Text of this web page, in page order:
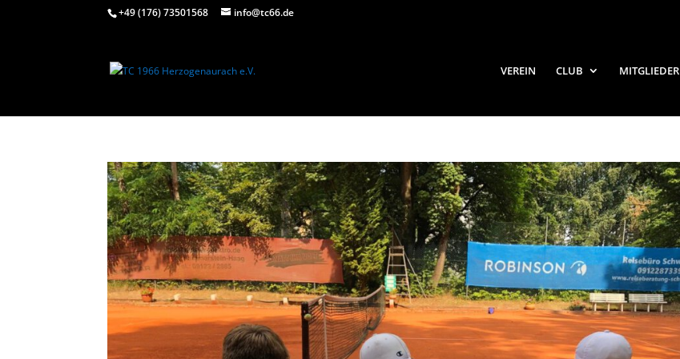
+49 (176) 73501568 info@tc66.de
VEREIN CLUB MITGLIEDER